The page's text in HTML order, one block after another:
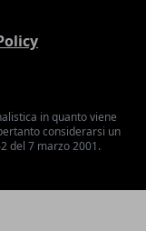
in quanto viene
considerarsi un
del 7 marzo 2001.